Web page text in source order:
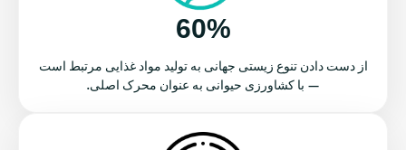
60%
از دست دادن تنوع زیستی جهانی به تولید مواد غذایی مرتبط است
— با کشاورزی حیوانی به عنوان محرک اصلی.